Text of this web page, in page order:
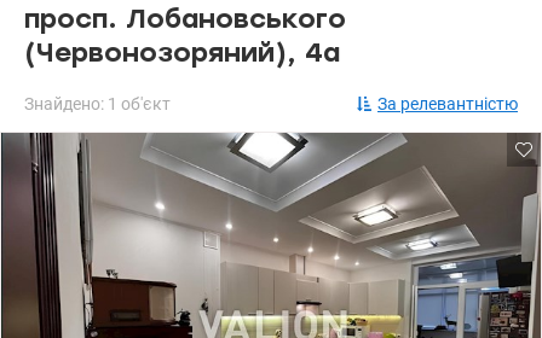
просп. Лобановського
(Червонозоряний), 4а
Знайдено: 1 об'єкт За релевантністю